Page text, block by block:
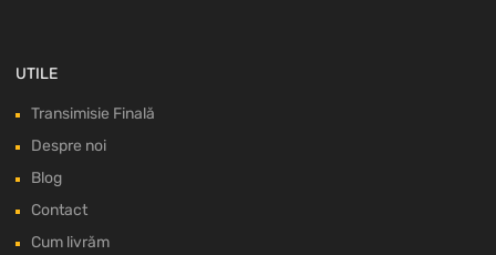
UTILE
Transimisie Finală
Despre noi
Blog
Contact
Cum livrăm